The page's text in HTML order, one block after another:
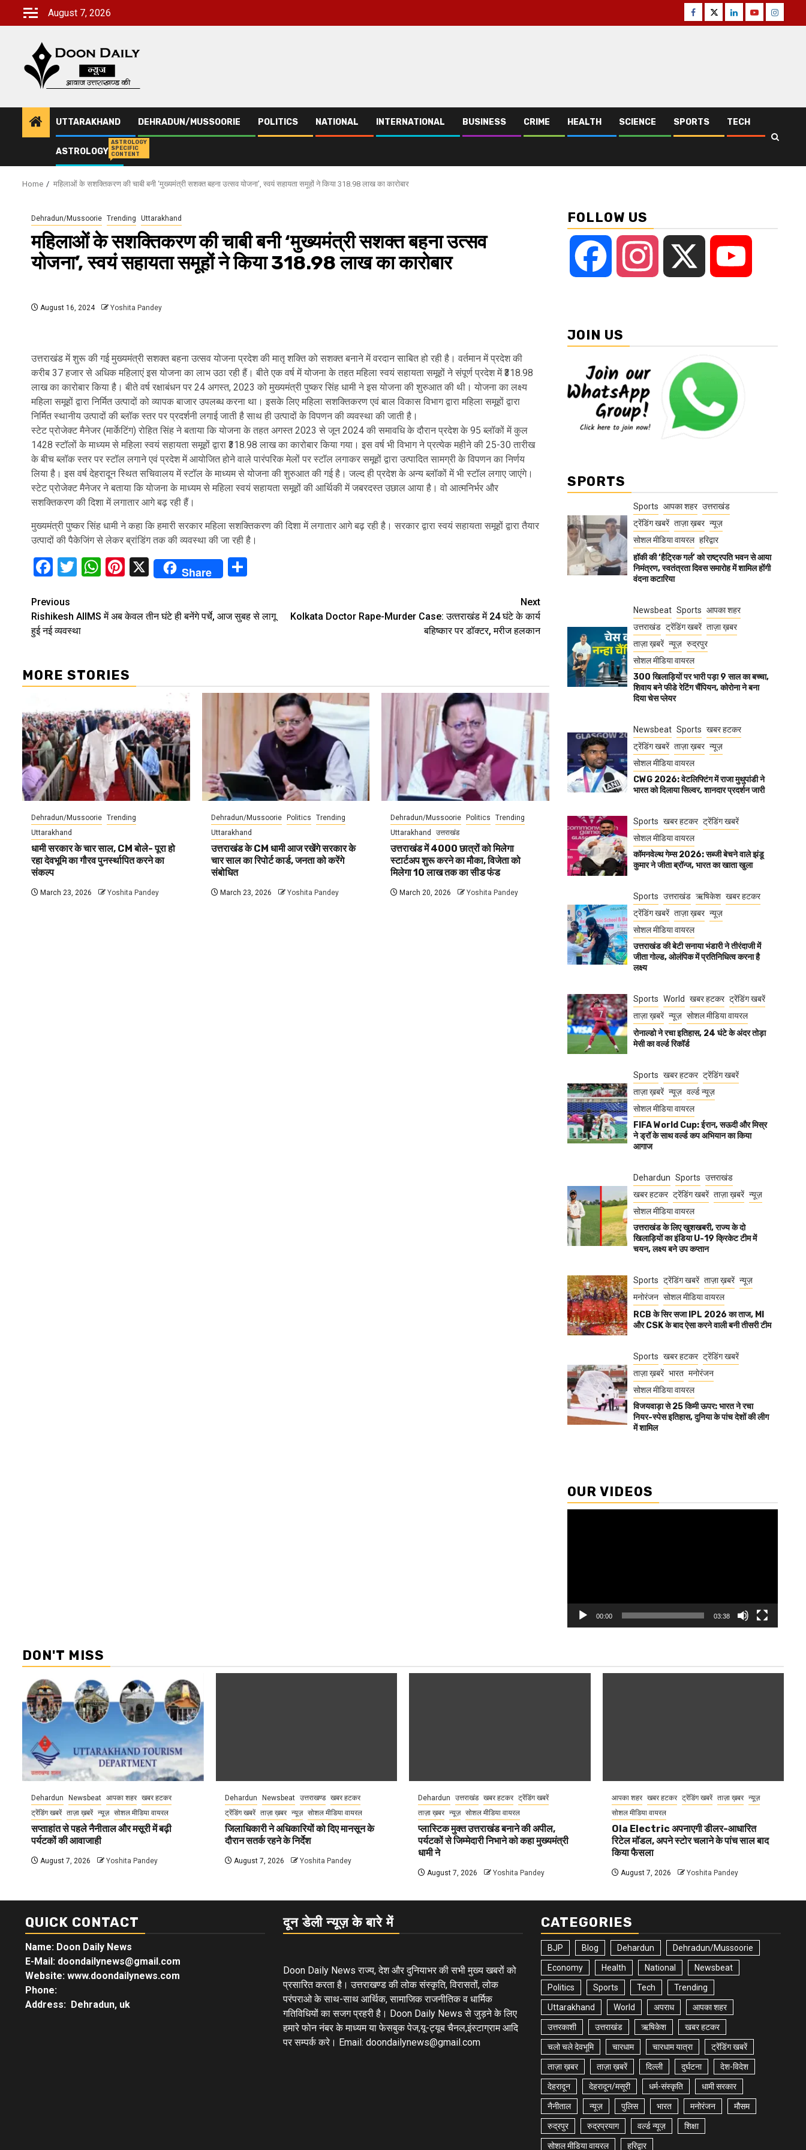
August 7, 2026 Facebook
TwitterLinkedinYoutube
UTTARAKHAND DEHRADUN/MUSSOORIE POLITICS NATIONAL INTERNATIONAL BUSINESS CRIME HEALTH SCIENCE SPORTS TECH
ASTROLOGY
ASTROLOGY
SPECIFIC
CONTENT
Home महिलाओं के सशक्तिकरण की चाबी बनी ‘मुख्यमंत्री सशक्त बहना उत्सव योजना’, स्वयं सहायता समूहों ने किया 318.98 लाख का कारोबार
Dehradun/Mussoorie Trending Uttarakhand
महिलाओं के सशक्तिकरण की चाबी बनी ‘मुख्यमंत्री सशक्त बहना उत्सव
योजना’, स्वयं सहायता समूहों ने किया 318.98 लाख का कारोबार
August 16, 2024 Yoshita Pandey
उत्तराखंड में शुरू की गई मुख्यमंत्री सशक्त बहना उत्सव योजना प्रदेश की मातृ शक्ति को सशक्त बनाने में वरदान साबित हो रही है। वर्तमान में प्रदेश की
करीब 37 हजार से अधिक महिलाएं इस योजना का लाभ उठा रही हैं। बीते एक वर्ष में योजना के तहत महिला स्वयं सहायता समूहों ने संपूर्ण प्रदेश में ₹318.98
लाख का कारोबार किया है। बीते वर्ष रक्षाबंधन पर 24 अगस्त, 2023 को मुख्यमंत्री पुष्कर सिंह धामी ने इस योजना की शुरुआत की थी। योजना का लक्ष्य
महिला समूहों द्वारा निर्मित उत्पादों को व्यापक बाजार उपलब्ध करना था। इसके लिए महिला सशक्तिकरण एवं बाल विकास विभाग द्वारा महिला समूहों द्वारा
निर्मित स्थानीय उत्पादों की ब्लॉक स्तर पर प्रदर्शनी लगाई जाती है साथ ही उत्पादों के विपणन की व्यवस्था की जाती है।
स्टेट प्रोजेक्ट मैनेजर (मार्केटिंग) रोहित सिंह ने बताया कि योजना के तहत अगस्त 2023 से जून 2024 की समावधि के दौरान प्रदेश के 95 ब्लॉकों में कुल
1428 स्टॉलों के माध्यम से महिला स्वयं सहायता समूहों द्वारा ₹318.98 लाख का कारोबार किया गया। इस वर्ष भी विभाग ने प्रत्येक महीने की 25-30 तारीख
के बीच ब्लॉक स्तर पर स्टॉल लगाने एवं प्रदेश में आयोजित होने वाले पारंपरिक मेलों पर स्टॉल लगाकर समूहों द्वारा उत्पादित सामग्री के विपणन का निर्णय
लिया है। इस वर्ष देहरादून स्थित सचिवालय में स्टॉल के माध्यम से योजना की शुरुआत की गई है। जल्द ही प्रदेश के अन्य ब्लॉकों में भी स्टॉल लगाए जाएंगे।
स्टेट प्रोजेक्ट मैनेजर ने बताया कि योजना के माध्यम से महिला स्वयं सहायता समूहों की आर्थिकी में जबरदस्त उछाल आया है। वो आत्मनिर्भर और
सशक्तिकरण की दिशा में लगातार आगे बढ़ रही हैं।
मुख्यमंत्री पुष्कर सिंह धामी ने कहा कि हमारी सरकार महिला सशक्तिकरण की दिशा में लगातार आगे बढ़ रही है। सरकार द्वारा स्वयं सहायता समूहों द्वारा तैयार
उत्पादों की पैकेजिंग से लेकर ब्रांडिंग तक की व्यवस्था की जा रही है।
Facebook
Twitter
WhatsApp
Pinterest
X Share
Continue
Reading
Previous
Rishikesh AIIMS में अब केवल तीन घंटे ही बनेंगे पर्चे, आज सुबह से लागू
हुई नई व्यवस्था
Next
Kolkata Doctor Rape-Murder Case: उत्‍तराखंड में 24 घंटे के कार्य
बहिष्कार पर डॉक्‍टर, मरीज हलकान
MORE STORIES
Dehradun/Mussoorie Trending
Uttarakhand
धामी सरकार के चार साल, CM बोले- पूरा हो
रहा देवभूमि का गौरव पुनर्स्थापित करने का
संकल्प
March 23, 2026 Yoshita Pandey
Dehradun/Mussoorie Politics
Trending
Uttarakhand
उत्तराखंड के CM धामी आज रखेंगे सरकार के
चार साल का रिपोर्ट कार्ड, जनता को करेंगे
संबोधित
March 23, 2026 Yoshita Pandey
Dehradun/Mussoorie Politics
Trending
Uttarakhand
उत्तराखंड
उत्तराखंड में 4000 छात्रों को मिलेगा
स्टार्टअप शुरू करने का मौका, विजेता को
मिलेगा 10 लाख तक का सीड फंड
March 20, 2026 Yoshita Pandey
FOLLOW US
Facebook Instagram
JOIN US
SPORTS
Sports आपका शहर उत्तराखंड
ट्रेंडिंग खबरें ताज़ा ख़बर न्यूज़
सोशल मीडिया वायरल हरिद्वार
हॉकी की ‘हैट्रिक गर्ल’ को राष्ट्रपति भवन से आया
निमंत्रण, स्वतंत्रता दिवस समारोह में शामिल होंगी
वंदना कटारिया
Newsbeat Sports आपका शहर
उत्तराखंड ट्रेंडिंग खबरें ताज़ा ख़बर
ताज़ा ख़बरें न्यूज़ रुद्रपुर
सोशल मीडिया वायरल
300 खिलाड़ियों पर भारी पड़ा 9 साल का बच्चा,
शिवाय बने फीडे रेटिंग चैंपियन, कोरोना ने बना
दिया चेस प्लेयर
Newsbeat Sports खबर हटकर
ट्रेंडिंग खबरें ताज़ा ख़बर न्यूज़
सोशल मीडिया वायरल
CWG 2026: वेटलिफ्टिंग में राजा मुथुपांडी ने
भारत को दिलाया सिल्वर, शानदार प्रदर्शन जारी
Sports खबर हटकर ट्रेंडिंग खबरें
सोशल मीडिया वायरल
कॉमनवेल्थ गेम्स 2026: सब्जी बेचने वाले झंडू
कुमार ने जीता ब्रॉन्ज, भारत का खाता खुला
Sports उत्तराखंड ऋषिकेश खबर हटकर
ट्रेंडिंग खबरें ताज़ा ख़बर न्यूज़
सोशल मीडिया वायरल
उत्तराखंड की बेटी सनाया भंडारी ने तीरंदाजी में
जीता गोल्ड, ओलंपिक में प्रतिनिधित्व करना है
लक्ष्य
Sports World खबर हटकर ट्रेंडिंग खबरें
ताज़ा ख़बरें न्यूज़ सोशल मीडिया वायरल
रोनाल्डो ने रचा इतिहास, 24 घंटे के अंदर तोड़ा
मेसी का वर्ल्ड रिकॉर्ड
Sports खबर हटकर ट्रेंडिंग खबरें
ताज़ा ख़बरें न्यूज़ वर्ल्ड न्यूज़
सोशल मीडिया वायरल
FIFA World Cup: ईरान, सऊदी और मिस्र
ने ड्रॉ के साथ वर्ल्ड कप अभियान का किया
आगाज
Dehardun Sports उत्तराखंड
खबर हटकर ट्रेंडिंग खबरें ताज़ा ख़बरें न्यूज़
सोशल मीडिया वायरल
उत्तराखंड के लिए खुशखबरी, राज्य के दो
खिलाड़ियों का इंडिया U-19 क्रिकेट टीम में
चयन, लक्ष्य बने उप कप्तान
Sports ट्रेंडिंग खबरें ताज़ा ख़बरें न्यूज़
मनोरंजन सोशल मीडिया वायरल
RCB के सिर सजा IPL 2026 का ताज, MI
और CSK के बाद ऐसा करने वाली बनी तीसरी टीम
Sports खबर हटकर ट्रेंडिंग खबरें
ताज़ा ख़बरें भारत मनोरंजन
सोशल मीडिया वायरल
विजयवाड़ा से 25 किमी ऊपर: भारत ने रचा
नियर-स्पेस इतिहास, दुनिया के पांच देशों की लीग
में शामिल
OUR VIDEOS
00:00 03:38
DON'T MISS
Dehardun Newsbeat आपका शहर खबर हटकर
ट्रेंडिंग खबरें ताज़ा ख़बरें न्यूज़ सोशल मीडिया वायरल
सप्ताहांत से पहले नैनीताल और मसूरी में बढ़ी
पर्यटकों की आवाजाही
August 7, 2026 Yoshita Pandey
Dehardun Newsbeat उत्तराखण्ड
खबर हटकर
ट्रेंडिंग खबरें
ताज़ा ख़बर न्यूज़ सोशल मीडिया वायरल
जिलाधिकारी ने अधिकारियों को दिए मानसून के
दौरान सतर्क रहने के निर्देश
August 7, 2026 Yoshita Pandey
Dehardun उत्तराखंड खबर हटकर ट्रेंडिंग खबरें
ताज़ा ख़बर न्यूज़ सोशल मीडिया वायरल
प्लास्टिक मुक्त उत्तराखंड बनाने की अपील,
पर्यटकों से जिम्मेदारी निभाने को कहा मुख्यमंत्री
धामी ने
August 7, 2026 Yoshita Pandey
आपका शहर खबर हटकर ट्रेंडिंग खबरें ताज़ा ख़बर
न्यूज़
सोशल मीडिया वायरल
Ola Electric अपनाएगी डीलर-आधारित
रिटेल मॉडल, अपने स्टोर चलाने के पांच साल बाद
किया फैसला
August 7, 2026 Yoshita Pandey
QUICK CONTACT
Name: Doon Daily News
E-Mail: doondailynews@gmail.com
Website: www.doondailynews.com
Phone:
Address: Dehradun, uk
दून डेली न्यूज़ के बारे में
Doon Daily News राज्य, देश और दुनियाभर की सभी मुख्य खबरों को
प्रसारित करता है। उत्तराखण्ड की लोक संस्कृति, विरासतों, लोक
परंपराओ के साथ-साथ आर्थिक, सामाजिक राजनीतिक व धार्मिक
गतिविधियों का सजग प्रहरी है। Doon Daily News से जुड़ने के लिए
हमारे फोन नंबर के माध्यम या फेसबुक पेज,यू-ट्यूब चैनल,इंस्टाग्राम आदि
पर सम्पर्क करे। Email: doondailynews@gmail.com
CATEGORIES
BJP Blog Dehardun Dehradun/Mussoorie
Economy Health National Newsbeat
Politics Sports Tech Trending
Uttarakhand World अपराध आपका शहर
उत्तरकाशी उत्तराखंड ऋषिकेश खबर हटकर
चलो चले देवभूमि चारधाम चारधाम यात्रा ट्रेंडिंग खबरें
ताज़ा ख़बर ताज़ा ख़बरें दिल्ली दुर्घटना देश-विदेश
देहरादून देहरादून/मसूरी धर्म-संस्कृति धामी सरकार
नैनीताल न्यूज़ पुलिस भारत मनोरंजन मौसम
रुद्रपुर रुद्रप्रयाग वर्ल्ड न्यूज़ शिक्षा
सोशल मीडिया वायरल हरिद्वार